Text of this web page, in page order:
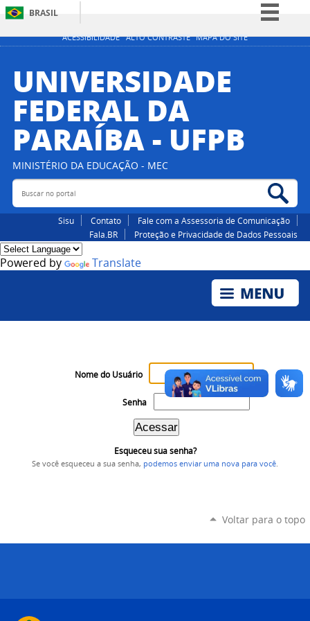
ACESSIBILIDADE ALTO CONTRASTE MAPA DO SITE
BRASIL
Simplifique!
Participe
Acesso à informação
Canais
UNIVERSIDADE
FEDERAL DA
PARAÍBA - UFPB
MINISTÉRIO DA EDUCAÇÃO - MEC
Buscar no portal
Sisu Contato
Fale com a Assessoria de Comunicação
Fala.BR
Proteção e Privacidade de Dados Pessoais
Powered by Translate
Nome do Usuário
Senha
Esqueceu sua senha?
Se você esqueceu a sua senha, podemos enviar uma nova para você
Voltar para o topo